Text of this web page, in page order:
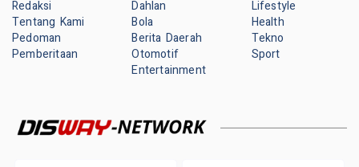
Redaksi
Tentang Kami
Pedoman
Pemberitaan
Dahlan
Bola
Berita Daerah
Otomotif
Entertainment
Lifestyle
Health
Tekno
Sport